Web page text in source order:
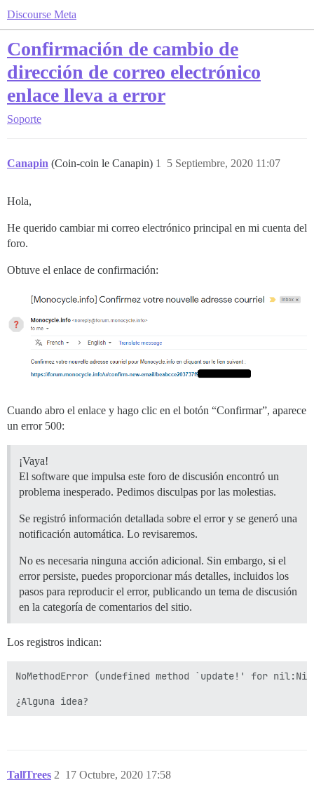
Discourse Meta
Confirmación de cambio de
dirección de correo electrónico
enlace lleva a error
Soporte
Canapin (Coin-coin le Canapin) 5 Septiembre, 2020 11:07
1
Hola,
He querido cambiar mi correo electrónico principal en mi cuenta del
foro.
Obtuve el enlace de confirmación:
Cuando abro el enlace y hago clic en el botón “Confirmar”, aparece
un error 500:
¡Vaya!
El software que impulsa este foro de discusión encontró un
problema inesperado. Pedimos disculpas por las molestias.
Se registró información detallada sobre el error y se generó una
notificación automática. Lo revisaremos.
No es necesaria ninguna acción adicional. Sin embargo, si el
error persiste, puedes proporcionar más detalles, incluidos los
pasos para reproducir el error, publicando un tema de discusión
en la categoría de comentarios del sitio.
Los registros indican:
NoMethodError (undefined method `update!' for
¿Alguna idea?
TallTrees 17 Octubre, 2020 17:58
2